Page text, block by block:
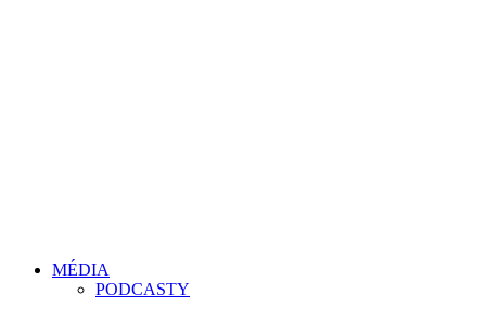
MÉDIA
PODCASTY